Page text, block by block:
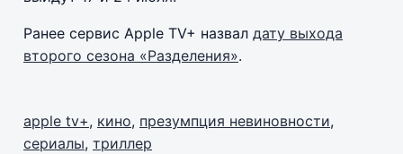
Ранее сервис Apple TV+ назвал дату выхода
второго сезона «Разделения».
apple tv+, кино, презумпция невиновности,
сериалы, триллер